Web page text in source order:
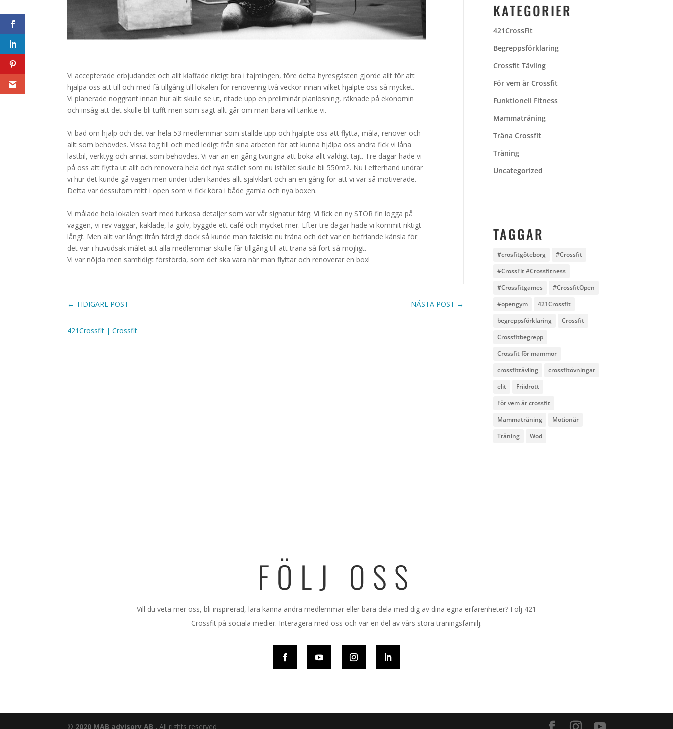
Vi accepterade erbjudandet och allt klaffade riktigt bra i tajmingen, före detta hyresgästen gjorde allt för att
hjälpa oss att till och med få tillgång till lokalen för renovering två veckor innan vilket hjälpte oss så mycket.
Vi planerade noggrant innan hur allt skulle se ut, ritade upp en preliminär planlösning, räknade på ekonomin
och insåg att det skulle bli tufft men som sagt allt går om man bara vill tänkte vi.
Vi bad om hjälp och det var hela 53 medlemmar som ställde upp och hjälpte oss att flytta, måla, renover och
allt som behövdes. Vissa tog till och med ledigt från sina arbeten för att kunna hjälpa oss andra fick vi låna
lastbil, verktyg och annat som behövdes. Vi var än en gång tvungna att boka allt väldigt tajt. Tre dagar hade vi
på oss att flytta ut allt och renovera hela det nya stället som nu istället skulle bli 550m2. Nu i efterhand undrar
vi hur det kunde gå vägen men under tiden kändes allt självklart och än en gång för att vi var så motiverade.
Detta var dessutom mitt i open som vi fick köra i både gamla och nya boxen.
Vi målade hela lokalen svart med turkosa detaljer som var vår signatur färg. Vi fick en ny STOR fin logga på
väggen, vi rev väggar, kaklade, la golv, byggde ett café och mycket mer. Efter tre dagar hade vi kommit riktigt
långt. Men allt var långt ifrån färdigt dock så kunde man faktiskt nu träna och det var en befriande känsla för
det var i huvudsak målet att alla medlemmar skulle får tillgång till att träna så fort så möjligt.
Vi var nöjda men samtidigt förstörda, som det ska vara när man flyttar och renoverar en box!
← TIDIGARE POST NÄSTA POST →
421Crossfit |Crossfit
KATEGORIER
421CrossFit
Begreppsförklaring
Crossfit Tävling
För vem är Crossfit
Funktionell Fitness
Mammaträning
Träna Crossfit
Träning
Uncategorized
TAGGAR
#crosfitgöteborg
#Crossfit
#CrossFit #Crossfitness
#Crossfitgames
#CrossfitOpen
#opengym
421Crossfit
begreppsförklaring
Crossfit
Crossfitbegrepp
Crossfit för mammor
crossfittävling
crossfitövningar
elit
Friidrott
För vem är crossfit
Mammaträning
Motionär
Träning
Wod
FÖLJ OSS
Vill du veta mer oss, bli inspirerad, lära känna andra medlemmar eller bara dela med dig av dina egna erfarenheter? Följ 421
Crossfit på sociala medier. Interagera med oss och var en del av vårs stora träningsfamilj.
© 2020 MAB advisory AB . All rights reserved